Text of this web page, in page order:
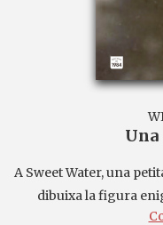
Una
A Sweet Water, una
dibuixa la figura